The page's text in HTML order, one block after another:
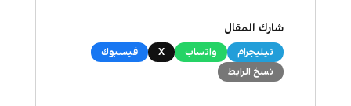
شارك المقال
تيليجرام واتساب X
فيسبوك
نسخ الرابط